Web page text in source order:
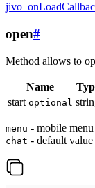
open#
Method allows to
Name
start optional
menu - mobile
chat - default